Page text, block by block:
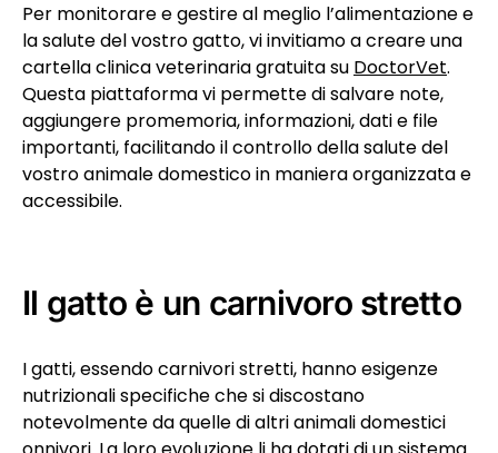
Per monitorare e gestire al meglio l’alimentazione e
la salute del vostro gatto, vi invitiamo a creare una
cartella clinica veterinaria gratuita su DoctorVet.
Questa piattaforma vi permette di salvare note,
aggiungere promemoria, informazioni, dati e file
importanti, facilitando il controllo della salute del
vostro animale domestico in maniera organizzata e
accessibile.
Il gatto è un carnivoro stretto
I gatti, essendo carnivori stretti, hanno esigenze
nutrizionali specifiche che si discostano
notevolmente da quelle di altri animali domestici